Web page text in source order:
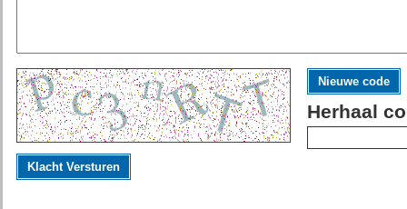
Nieuwe code
Herhaal
Klacht Versturen